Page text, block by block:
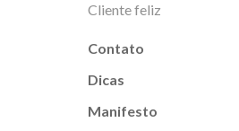
Cliente feliz
Contato
Dicas
Manifesto